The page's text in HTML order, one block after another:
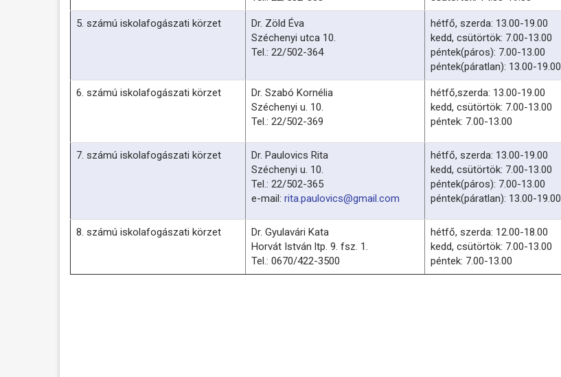
5. számú iskolafogászati körzet
Dr. Zöld Éva
Széchenyi utca 10.
Tel.: 22/502-364
hétfő, szerda: 13.00-19.00
kedd, csütörtök: 7.00-13.00
péntek(páros): 7.00-13.00
péntek(páratlan): 13.00-19.00
6. számú iskolafogászati körzet
Dr. Szabó Kornélia
Széchenyi u. 10.
Tel.: 22/502-369
hétfő,szerda: 13.00-19.00
kedd, csütörtök: 7.00-13.00
péntek: 7.00-13.00
7. számú iskolafogászati körzet
Dr. Paulovics Rita
Széchenyi u. 10.
Tel.: 22/502-365
e-mail: rita.paulovics@gmail.com
hétfő, szerda: 13.00-19.00
kedd, csütörtök: 7.00-13.00
péntek(páros): 7.00-13.00
péntek(páratlan): 13.00-19.00
8. számú iskolafogászati körzet
Dr. Gyulavári Kata
Horvát István ltp. 9. fsz. 1.
Tel.: 0670/422-3500
hétfő, szerda: 12.00-18.00
kedd, csütörtök: 7.00-13.00
péntek: 7.00-13.00